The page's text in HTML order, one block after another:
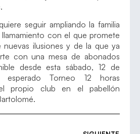
seguir ampliando la familia
con el que promete
nuevas ilusiones y de la que ya
con una mesa de abonados
desde esta sábado, 12 de
Torneo 12 horas
propio club en el pabellón